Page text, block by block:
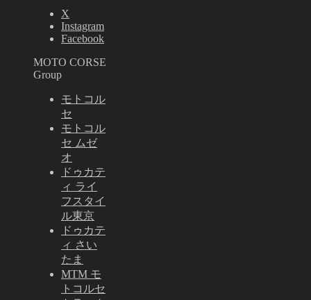
X
Instagram
Facebook
MOTO CORSE
Group
モトコル
セ
モトコル
セ ムゼ
オ
ドゥカテ
ィ ライ
フスタイ
ル東京
ドゥカテ
ィ さい
たま
MTM モ
トコルセ